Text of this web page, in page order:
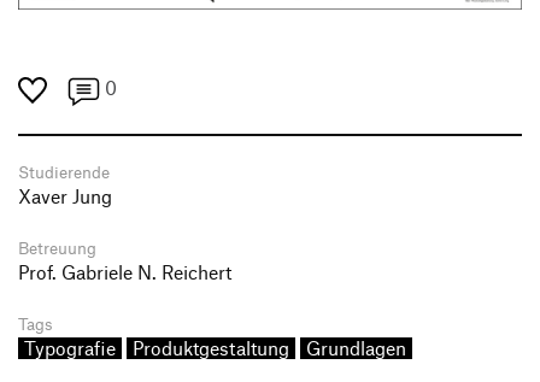
0
Studierende
Xaver Jung
Betreuung
Prof. Gabriele N. Reichert
Tags
Typografie Produktgestaltung Grundlagen